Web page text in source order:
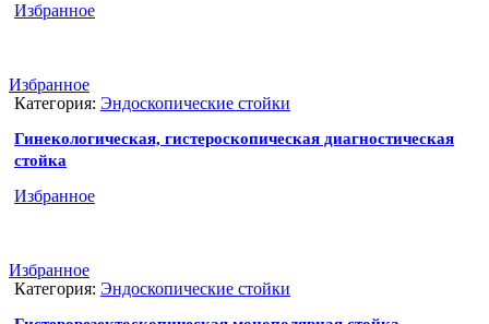
Избранное
Избранное
Категория: Эндоскопические стойки
Гинекологическая, гистероскопическая диагностическая
стойка
Избранное
Избранное
Категория: Эндоскопические стойки